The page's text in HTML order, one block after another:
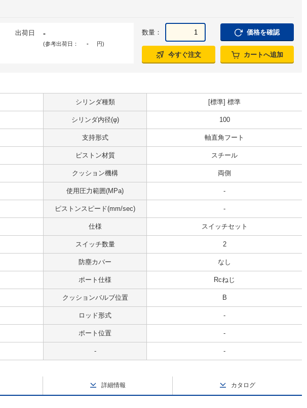
出荷日 -
(参考出荷日： - 円)
数量： 価格を確認
今すぐ注文 カートへ追加
シリンダ種類 [標準] 標準
シリンダ内径(φ) 100
支持形式 軸直角フート
ピストン材質 スチール
クッション機構 両側
使用圧力範囲(MPa) -
ピストンスピード(mm/sec) -
仕様 スイッチセット
スイッチ数量 2
防塵カバー なし
ポート仕様 Rcねじ
クッションバルブ位置 B
ロッド形式 -
ポート位置 -
- -
詳細情報 カタログ